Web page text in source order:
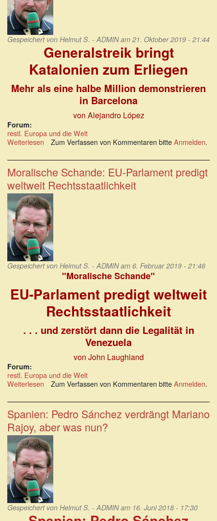
Gespeichert von Helmut S. - ADMINam 21. Oktober 2019 - 21:44
Generalstreik bringt
Katalonien zum Erliegen
Mehr als eine halbe Million demonstrieren
in Barcelona
von Alejandro López
Forum:
restl. Europa und die Welt
Weiterlesen über
bringt
Katalonien
zum
Erliegen
Zum Verfassen von Kommentaren bitteAnmelden.
Moralische Schande: EU-Parlament predigt
weltweit Rechtsstaatlichkeit
Gespeichert von Helmut S. - ADMINam 6. Februar 2019 - 21:46
"Moralische Schande"
EU-Parlament predigt weltweit
Rechtsstaatlichkeit
. . . und zerstört dann die Legalität in
Venezuela
von John Laughland
Forum:
restl. Europa und die Welt
Weiterlesen über
Schande:
EU-
Parlament
predigt
weltweit
Rechtsstaatlichkeit
Zum Verfassen von Kommentaren bitteAnmelden.
Spanien: Pedro Sánchez verdrängt Mariano
Rajoy, aber was nun?
Gespeichert von Helmut S. - ADMINam 16. Juni 2018 - 17:30